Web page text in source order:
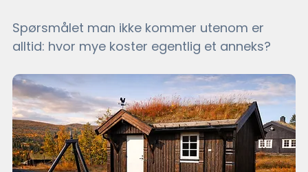
Spørsmålet man ikke kommer utenom er
alltid: hvor mye koster egentlig et anneks?